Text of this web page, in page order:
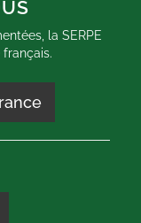
la SERPE